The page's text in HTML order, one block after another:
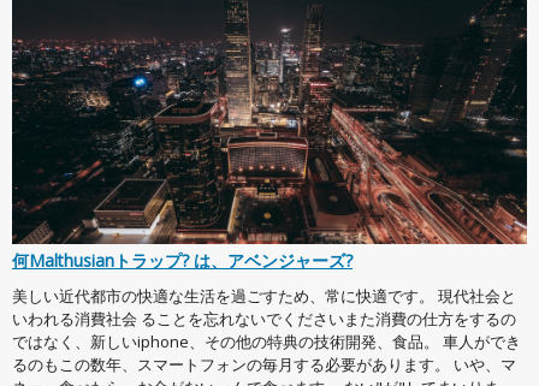
何Malthusianトラップ? は、アベンジャーズ?
美しい近代都市の快適な生活を過ごすため、常に快適です。 現代社会と
いわれる消費社会 ることを忘れないでくださいまた消費の仕方をするの
ではなく、新しいiphone、その他の特典の技術開発、食品。 車人ができ
るのもこの数年、スマートフォンの毎月する必要があります。 いや、マ